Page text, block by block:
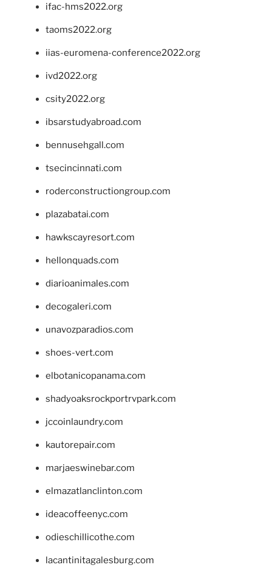
ifac-hms2022.org
taoms2022.org
iias-euromena-conference2022.org
ivd2022.org
csity2022.org
ibsarstudyabroad.com
bennusehgall.com
tsecincinnati.com
roderconstructiongroup.com
plazabatai.com
hawkscayresort.com
hellonquads.com
diarioanimales.com
decogaleri.com
unavozparadios.com
shoes-vert.com
elbotanicopanama.com
shadyoaksrockportrvpark.com
jccoinlaundry.com
kautorepair.com
marjaeswinebar.com
elmazatlanclinton.com
ideacoffeenyc.com
odieschillicothe.com
lacantinitagalesburg.com